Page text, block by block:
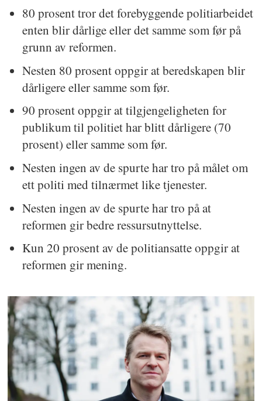
80 prosent tror det forebyggende politiarbeidet
enten blir dårlige eller det samme som før på
grunn av reformen.
Nesten 80 prosent oppgir at beredskapen blir
dårligere eller samme som før.
90 prosent oppgir at tilgjengeligheten for
publikum til politiet har blitt dårligere (70
prosent) eller samme som før.
Nesten ingen av de spurte har tro på målet om
ett politi med tilnærmet like tjenester.
Nesten ingen av de spurte har tro på at
reformen gir bedre ressursutnyttelse.
Kun 20 prosent av de politiansatte oppgir at
reformen gir mening.